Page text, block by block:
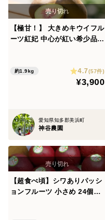
【極甘！】 大きめキウイフル
ーツ紅妃 中心が紅い希少品
約1.9kg 4.7(57件)
¥3,900
愛知県知多郡美浜町
神谷農園
【超食べ頃】シワありパッシ
ョンフルーツ 小さめ 24個入